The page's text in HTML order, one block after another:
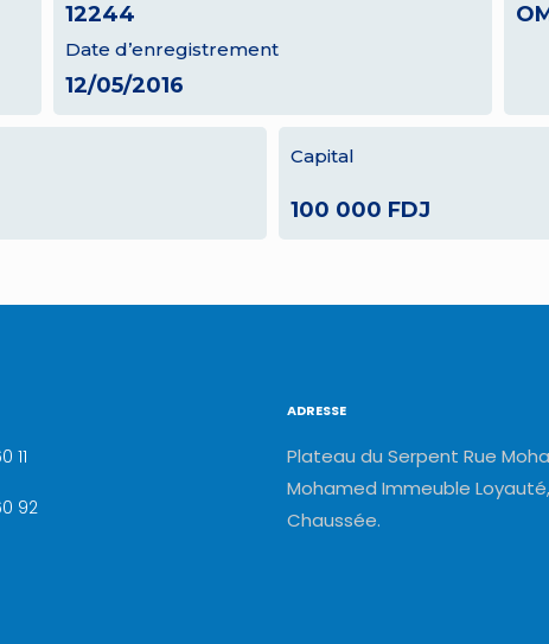
12244
Date d’enregistrement
12/05/2016
Capital
100 000 FDJ
11
92
ADRESSE
Plateau du Serpent Rue
Mohamed Immeuble
Chaussée.